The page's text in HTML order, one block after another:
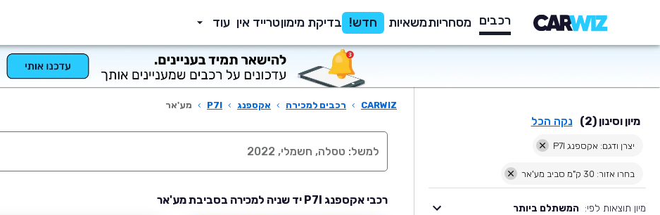
רכבים מסחריותמשאיות חדש! בדיקת מימוןטרייד אין עוד
מיון וסינון (2) נקה הכל
יצרן ודגם: אקספנג P7I
בחרו אזור: 30 ק"מ סביב מע'אר
מיון תוצאות לפי: המשתלם ביותר
CARWIZ
› רכבים למכירה › אקספנג ›
P7I
› מע'אר
רכבי אקספנג P7I יד שניה למכירה בסביבת מע'אר